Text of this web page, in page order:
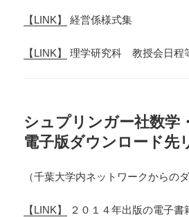
【LINK】 経営係様式集
【LINK】 理学研究科 教授会日程
シュプリンガー社数学
電子版ダウンロード先
（千葉大学内ネットワークからの
【LINK】 ２０１４年出版の電子